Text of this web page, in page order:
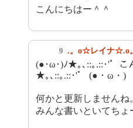
こんにちはー＾＾
9 .。o☆レイナ☆.o
(●･ω･)ﾉ★｡､::｡.::･'゜こ
★｡､::｡.::･'゜ (●・ω・)
何かと更新しませんね
みんな書いといてちょ